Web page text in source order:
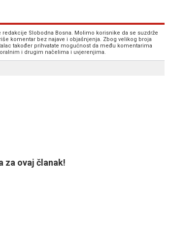
redakcije Slobodna Bosna. Molimo korisnike da se suzdrže
komentar bez najave i objašnjenja. Zbog velikog broja
također prihvatate mogućnost da među komentarima
i drugim načelima i uvjerenjima.
za ovaj članak!